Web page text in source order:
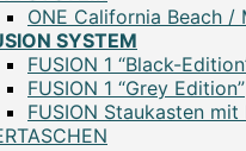
ONE California Beach /
SYSTEM
FUSION 1 “Black-
FUSION 1 “Grey Edition”
FUSION Staukasten mit